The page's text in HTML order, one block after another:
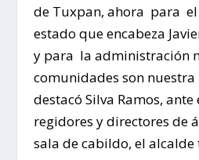
de Tuxpan, ahora para
estado que encabeza
y para la administración
comunidades son
destacó Silva Ramos, ante
regidores y directores de
sala de cabildo, el alcalde